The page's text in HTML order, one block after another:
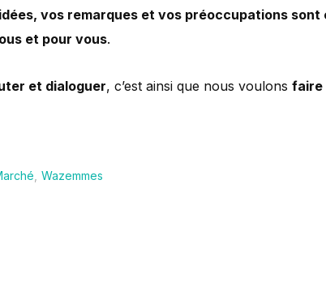
vos remarques et vos préoccupations sont
et pour vous.
et dialoguer, c’est ainsi que nous voulons faire
Wazemmes